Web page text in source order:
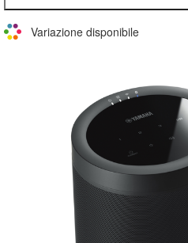
Variazione disponibile